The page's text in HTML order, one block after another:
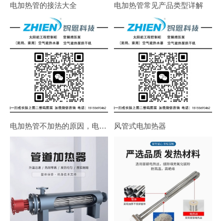
电加热管的接法大全 电加热管常见产品类型详解
电加热管不加热的原因，电热管常见故障检修方法 风管式电加热器